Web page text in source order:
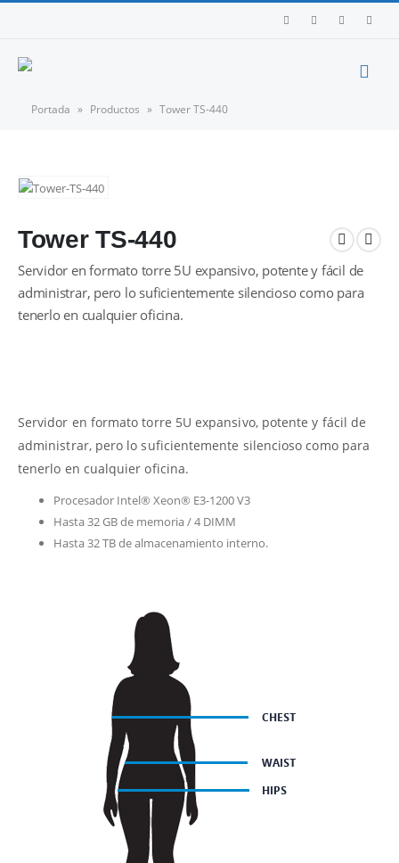
Portada » Productos » Tower TS-440
Tower TS-440
Servidor en formato torre 5U expansivo, potente y fácil de
administrar, pero lo suficientemente silencioso como para
tenerlo en cualquier oficina.
Servidor en formato torre 5U expansivo, potente y fácil de
administrar, pero lo suficientemente silencioso como para
tenerlo en cualquier oficina.
Procesador Intel® Xeon® E3-1200 V3
Hasta 32 GB de memoria / 4 DIMM
Hasta 32 TB de almacenamiento interno.